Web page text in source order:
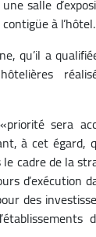
à l’hôtel.
qu’il a
sera
à cet égard,
cadre de la
d’exécution
des